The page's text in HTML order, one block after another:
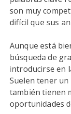
son muy
difícil que sus
Aunque está
búsqueda de
introducirse en
Suelen tener
también tienen
oportunidades